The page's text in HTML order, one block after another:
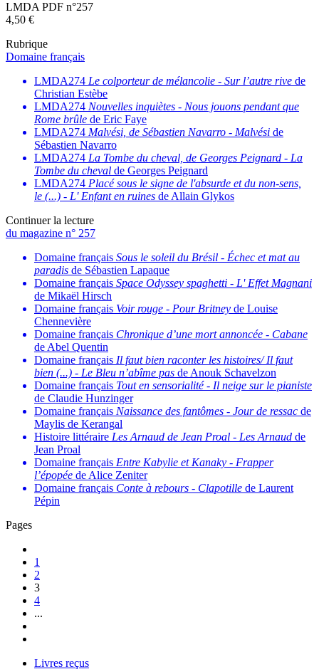
LMDA PDF n°257
4,50 €
Rubrique
Domaine français
LMDA274 Le colporteur de mélancolie - Sur l’autre rive de
Christian Estèbe
LMDA274 Nouvelles inquiètes - Nous jouons pendant que
Rome brûle de Eric Faye
LMDA274 Malvési, de Sébastien Navarro - Malvési de
Sébastien Navarro
LMDA274 La Tombe du cheval, de Georges Peignard - La
Tombe du cheval de Georges Peignard
LMDA274 Placé sous le signe de l'absurde et du non-sens,
le (...) - L' Enfant en ruines de Allain Glykos
Continuer la lecture
du magazine n° 257
Domaine français Sous le soleil du Brésil - Échec et mat au
paradis de Sébastien Lapaque
Domaine français Space Odyssey spaghetti - L' Effet Magnani
de Mikaël Hirsch
Domaine français Voir rouge - Pour Britney de Louise
Chennevière
Domaine français Chronique d’une mort annoncée - Cabane
de Abel Quentin
Domaine français Il faut bien raconter les histoires/ Il faut
bien (...) - Le Bleu n’abîme pas de Anouk Schavelzon
Domaine français Tout en sensorialité - Il neige sur le pianiste
de Claudie Hunzinger
Domaine français Naissance des fantômes - Jour de ressac de
Maylis de Kerangal
Histoire littéraire Les Arnaud de Jean Proal - Les Arnaud de
Jean Proal
Domaine français Entre Kabylie et Kanaky - Frapper
l’épopée de Alice Zeniter
Domaine français Conte à rebours - Clapotille de Laurent
Pépin
Pages
1
2
3
4
...
Livres reçus